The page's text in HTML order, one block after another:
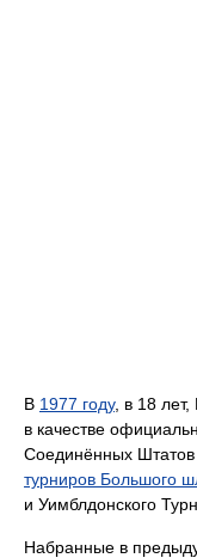
В 1977 году, в 18
в качестве
Соединённых Штатов
турниров Большого
и Уимблдонского
Набранные в